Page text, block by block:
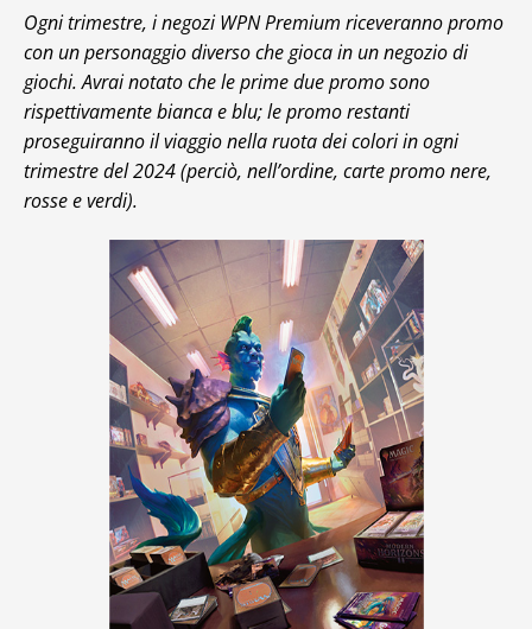
Ogni trimestre, i negozi WPN Premium riceveranno promo
con un personaggio diverso che gioca in un negozio di
giochi. Avrai notato che le prime due promo sono
rispettivamente bianca e blu; le promo restanti
proseguiranno il viaggio nella ruota dei colori in ogni
trimestre del 2024 (perciò, nell’ordine, carte promo nere,
rosse e verdi).